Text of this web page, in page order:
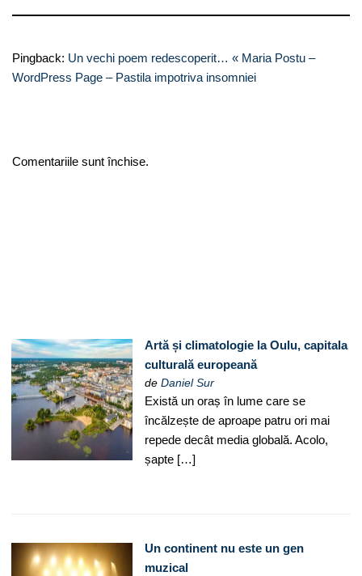
Pingback: Un vechi poem redescoperit… « Maria Postu –
WordPress Page – Pastila impotriva insomniei
Comentariile sunt închise.
Artă și climatologie la Oulu, capitala
culturală europeană
deDaniel Sur
Există un oraș în lume care se
încălzește de aproape patru ori mai
repede decât media globală. Acolo,
șapte […]
Un continent nu este un gen
muzical